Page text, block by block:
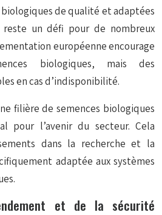
biologiques de qualité et adaptées
reste un défi pour de nombreux
européenne encourage
biologiques, mais des
en cas d’indisponibilité.
filière de semences biologiques
pour l’avenir du secteur. Cela
dans la recherche et la
adaptée aux systèmes
et de la sécurité